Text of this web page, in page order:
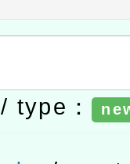
年表揚
活動」
期六)辦
活動—儒
藝術節教
巡演」活
type：